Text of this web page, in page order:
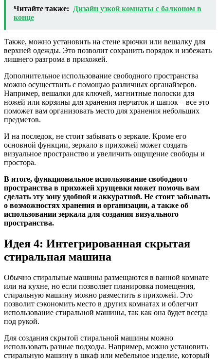
Читайте также:
Дизайн узкой комнаты с балконом в
конце
Также, можно установить на стене крючки или вешалку для
верхней одежды. Это позволит сохранить порядок и избежать
лишнего разгрома в прихожей.
Дополнительное использование свободного пространства
можно осуществить с помощью различных органайзеров.
Например, вешалки для ключей, магнитные полоски для
ножей или корзины для хранения перчаток и шапок – все это
поможет вам организовать место для хранения небольших
предметов.
И на последок, не стоит забывать о зеркале. Кроме его
основной функции, зеркало в прихожей может создать
визуальное пространство и увеличить ощущение свободы и
простора.
В итоге, функциональное использование свободного
пространства в прихожей хрущевки может помочь вам
сделать эту зону удобной и аккуратной. Не стоит забывать
о возможностях хранения и организации, а также об
использовании зеркала для создания визуального
пространства.
Идея 4: Интегрированная скрытая
стиральная машина
Обычно стиральные машины размещаются в ванной комнате
или на кухне, но если позволяет планировка помещения,
стиральную машину можно разместить в прихожей. Это
позволит сэкономить место в других комнатах и облегчит
использование стиральной машины, так как она будет всегда
под рукой.
Для создания скрытой стиральной машины можно
использовать разные подходы. Например, можно установить
стиральную машину в шкаф или мебельное изделие, который